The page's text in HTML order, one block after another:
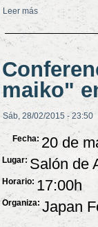
Leer más sobre Abierto
maiko"
Sáb, 28/02/2015 - 23:50
Fecha: 20 de
Lugar: Salón de
Horario: 17:00h
Organiza: Japan